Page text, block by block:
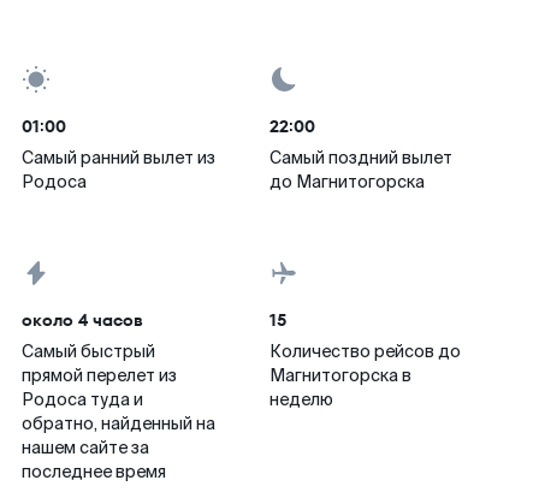
01:00
Самый ранний вылет из
Родоса
22:00
Самый поздний вылет
до Магнитогорска
около 4 часов
Самый быстрый
прямой перелет из
Родоса туда и
обратно, найденный на
нашем сайте за
последнее время
15
Количество рейсов до
Магнитогорска в
неделю